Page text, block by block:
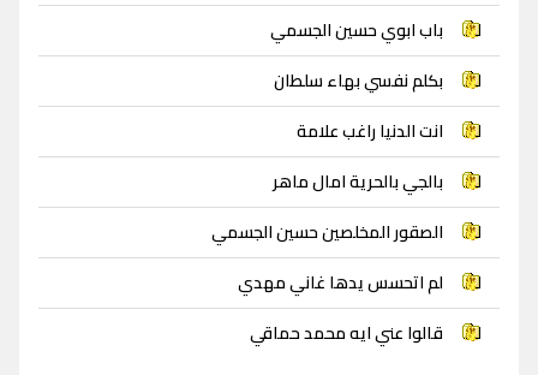
باب ابوي حسين الجسمي
بكلم نفسي بهاء سلطان
انت الدنيا راغب علامة
بالجي بالحرية امال ماهر
الصقور المخلصين حسين الجسمي
لم اتحسس يدها غاني مهدي
قالوا عني ايه محمد حماقي